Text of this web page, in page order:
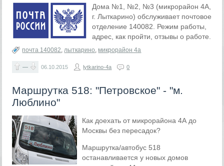
Дома №1, №2, №3 (микрорайон 4А,
г. Лыткарино) обслуживает почтовое
отделение 140082. Режим работы,
адрес, как пройти, отзывы о работе.
почта 140082,лыткарино, микрорайон 4а
— 06.10.2015 lytkarino-4a 0
Маршрутка 518: "Петровское" - "м.
Люблино"
Как доехать от микрорайона 4А до
Москвы без пересадок?
Маршрутка/автобус 518
останавливается у новых домов